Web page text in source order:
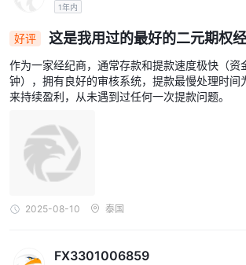
1年内
好评 这是我用过的最好的二元期权
作为一家经纪商，通常存款和提款速度极快（资
钟），拥有良好的审核系统，提款最慢处理时间
来持续盈利，从未遇到过任何一次提款问题。
2025-08-10 泰国
FX3301006859